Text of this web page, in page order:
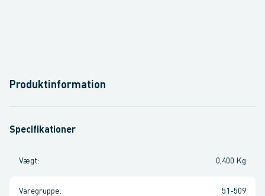
Produktinformation
Specifikationer
Vægt: 0,400 Kg
Varegruppe: 51-509